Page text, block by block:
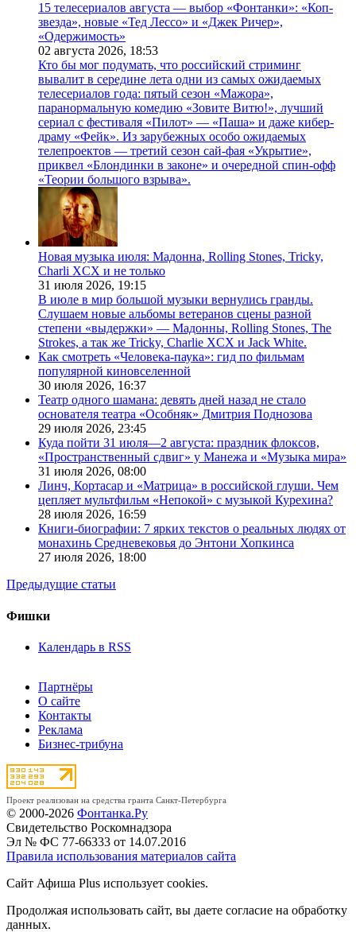
15 телесериалов августа — выбор «Фонтанки»: «Коп-
звезда», новые «Тед Лессо» и «Джек Ричер»,
«Одержимость»
02 августа 2026, 18:53
Кто бы мог подумать, что российский стриминг
вывалит в середине лета одни из самых ожидаемых
телесериалов года: пятый сезон «Мажора»,
паранормальную комедию «Зовите Витю!», лучший
сериал с фестиваля «Пилот» — «Паша» и даже кибер-
драму «Фейк». Из зарубежных особо ожидаемых
телепроектов — третий сезон сай-фая «Укрытие»,
приквел «Блондинки в законе» и очередной спин-офф
«Теории большого взрыва».
Новая музыка июля: Мадонна, Rolling Stones, Tricky,
Charli XCX и не только
31 июля 2026, 19:15
В июле в мир большой музыки вернулись гранды.
Слушаем новые альбомы ветеранов сцены разной
степени «выдержки» — Мадонны, Rolling Stones, The
Strokes, а так же Tricky, Charlie XCX и Jack White.
Как смотреть «Человека-паука»: гид по фильмам
популярной киновселенной
30 июля 2026, 16:37
Театр одного шамана: девять дней назад не стало
основателя театра «Особняк» Дмитрия Поднозова
29 июля 2026, 23:45
Куда пойти 31 июля—2 августа: праздник флоксов,
«Пространственный сдвиг» у Манежа и «Музыка мира»
31 июля 2026, 08:00
Линч, Кортасар и «Матрица» в российской глуши. Чем
цепляет мультфильм «Непокой» с музыкой Курехина?
28 июля 2026, 16:59
Книги-биографии: 7 ярких текстов о реальных людях от
монахинь Средневековья до Энтони Хопкинса
27 июля 2026, 18:00
Предыдущие статьи
Фишки
Календарь в RSS
Партнёры
О сайте
Контакты
Реклама
Бизнес-трибуна
Проект реализован на средства гранта Санкт-Петербурга
© 2000-2026 Фонтанка.Ру
Свидетельство Роскомнадзора
Эл № ФС 77-66333 от 14.07.2016
Правила использования материалов сайта
Сайт Афиша Plus использует cookies.
Продолжая использовать сайт, вы даете согласие на обработку
данных.